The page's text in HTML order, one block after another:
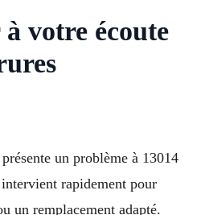
votre écoute
un problème à 13014
rapidement pour
un remplacement adapté.